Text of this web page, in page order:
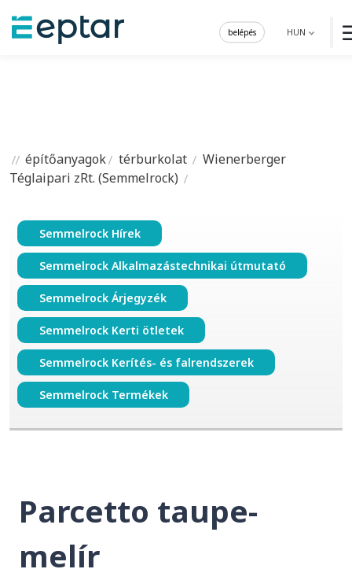
HUN
belépés
építőanyagok térburkolat
Wienerberger
Téglaipari zRt. (Semmelrock)
Semmelrock Hírek
Semmelrock Alkalmazástechnikai útmutató
Semmelrock Árjegyzék
Semmelrock Kerti ötletek
Semmelrock Kerítés- és falrendszerek
Semmelrock Termékek
Parcetto taupe-
melír